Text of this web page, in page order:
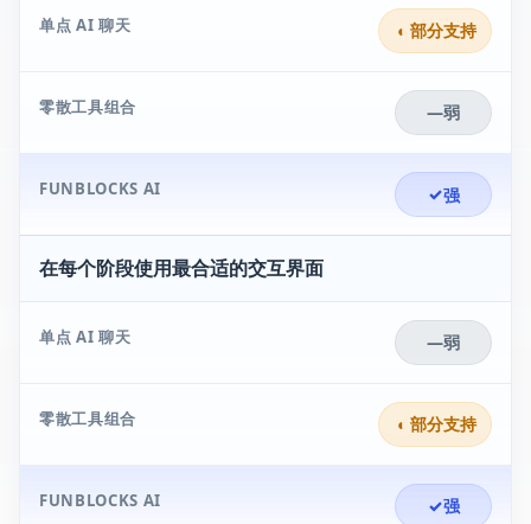
单点 AI 聊天 ◐ 部分支持
零散工具组合 —弱
FUNBLOCKS AI ✓强
在每个阶段使用最合适的交互界面
单点 AI 聊天 —弱
零散工具组合 ◐ 部分支持
FUNBLOCKS AI ✓强